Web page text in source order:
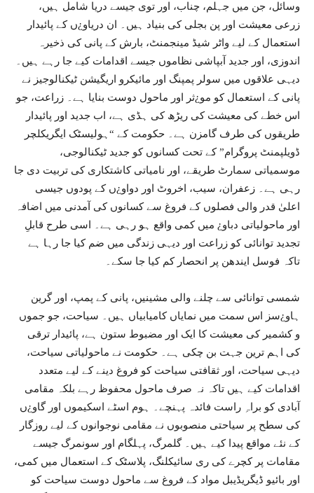
وسائل، جن میں جہلم، چناب، اور توی جیسے دریا شامل ہیں،
زرعی معیشت اور پن بجلی کی بنیاد ہیں۔ ان دریاو¿ں کے پائیدار
استعمال کے لیے واٹر شیڈ مینجمنٹ، بارش کے پانی کی ذخیرہ
اندوزی، اور جدید آبپاشی نظاموں جیسے اقدامات کیے جا رہے ہیں۔
دیہی علاقوں میں سولر پمپنگ اور مائیکرو اریگیشن ٹیکنالوجیز نے
پانی کے استعمال کو مو¿ثر اور ماحول دوست بنایا ہے۔ زراعت، جو
اس خطے کی معیشت کی ریڑھ کی ہڈی ہے، اب جدید اور پائیدار
طریقوں کی طرف گامزن ہے۔ حکومت کے “ہولیسٹک ایگریکلچر
ڈویلپمنٹ پروگرام” کے تحت کسانوں کو جدید ٹیکنالوجی،
موسمیاتی سمارٹ طریقے، اور نامیاتی کاشتکاری کی تربیت دی جا
رہی ہے۔ زعفران، سیب، اخروٹ اور دواو¿ں کے پودوں جیسی
اعلیٰ قدر والی فصلوں کے فروغ سے کسانوں کی آمدنی میں اضافہ
اور ماحولیاتی دباو¿ میں کمی واقع ہو رہی ہے۔ اسی طرح قابلِ
تجدید توانائی کو زراعت اور دیہی زندگی میں ضم کیا جا رہا ہے
تاکہ فوسل ایندھن پر انحصار کم کیا جا سکے۔
شمسی توانائی سے چلنے والی مشینیں، پانی کے پمپ، اور گرین
ہاو¿سز اس سمت میں نمایاں کامیابیاں ہیں۔ سیاحت، جو جموں
و کشمیر کی معیشت کا ایک اور مضبوط ستون ہے، پائیدار ترقی
کی اہم ترین جہت بن چکی ہے۔ حکومت نے ماحولیاتی سیاحت،
دیہی سیاحت، اور ثقافتی سیاحت کو فروغ دینے کے لیے متعدد
اقدامات کیے ہیں تاکہ نہ صرف ماحول محفوظ رہے بلکہ مقامی
آبادی کو براہِ راست فائدہ پہنچے۔ ہوم اسٹے اسکیموں اور گاو¿ں
کی سطح پر سیاحتی منصوبوں نے مقامی نوجوانوں کے لیے روزگار
کے نئے مواقع پیدا کیے ہیں۔ گلمرگ، پہلگام اور سونمرگ جیسے
مقامات پر کچرے کی ری سائیکلنگ، پلاسٹک کے استعمال میں کمی،
اور بائیو ڈیگریڈیبل مواد کے فروغ سے ماحول دوست سیاحت کو